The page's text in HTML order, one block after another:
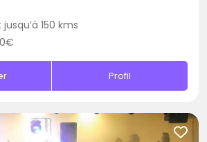
150 kms
Profil